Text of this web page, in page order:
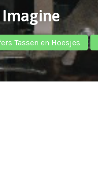
Tassen en Hoesjes